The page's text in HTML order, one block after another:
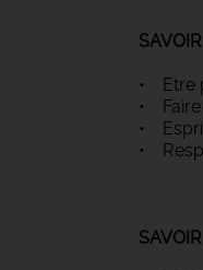
• Etre
• Faire
•
•